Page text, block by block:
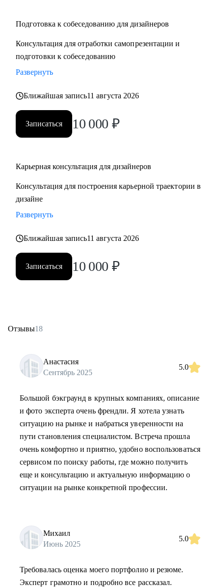
Подготовка к собеседованию для дизайнеров
Консультация для отработки самопрезентации и
подготовки к собеседованию
Развернуть
Ближайшая запись11 августа 2026
Записаться 10 000 ₽
Карьерная консультация для дизайнеров
Консультация для построения карьерной траектории в
дизайне
Развернуть
Ближайшая запись11 августа 2026
Записаться 10 000 ₽
Отзывы18
Анастасия
Сентябрь 2025
5.0
Большой бэкграунд в крупных компаниях, описание
и фото эксперта очень френдли. Я хотела узнать
ситуацию на рынке и набраться уверенности на
пути становления специалистом. Встреча прошла
очень комфортно и приятно, удобно воспользоваться
сервисом по поиску работы, где можно получить
еще и консультацию и актуальную информацию о
ситуации на рынке конкретной профессии.
Михаил
Июнь 2025
5.0
Требовалась оценка моего портфолио и резюме.
Эксперт грамотно и подробно все рассказал.